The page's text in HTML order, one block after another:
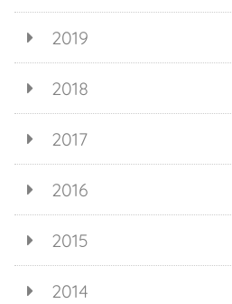
2019
2018
2017
2016
2015
2014